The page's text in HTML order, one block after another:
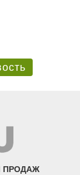
ПРОДАЖ